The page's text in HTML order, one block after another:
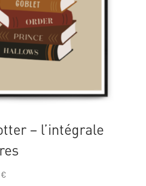
– l’intégrale
€